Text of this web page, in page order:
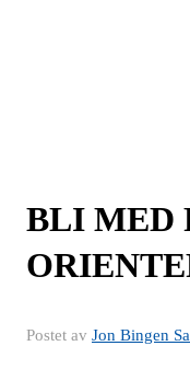
BLI MED
Postet av Jon Bingen